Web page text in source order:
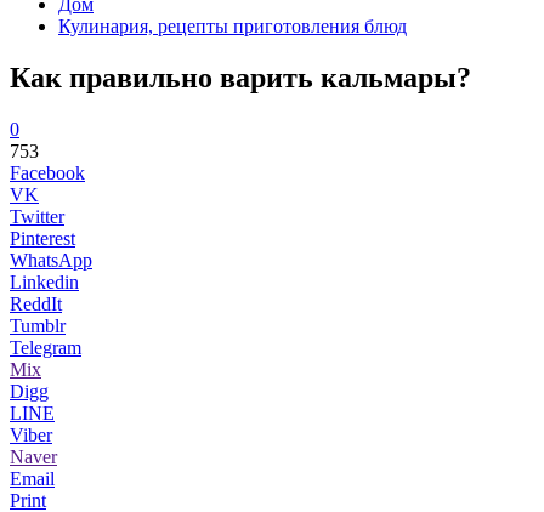
Дом
Кулинария, рецепты приготовления блюд
Как правильно варить кальмары?
0
753
Facebook
VK
Twitter
Pinterest
WhatsApp
Linkedin
ReddIt
Tumblr
Telegram
Mix
Digg
LINE
Viber
Naver
Email
Print